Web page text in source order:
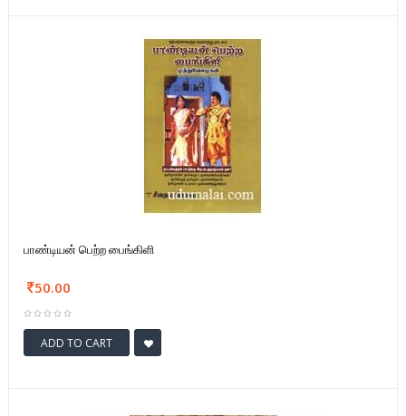
பாண்டியன் பெற்ற பைங்கிளி
50.00
ADD TO CART